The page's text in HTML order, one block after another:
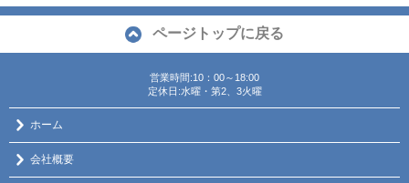
ページトップに戻る
営業時間:10：00～18:00
定休日:水曜・第2、3火曜
ホーム
会社概要